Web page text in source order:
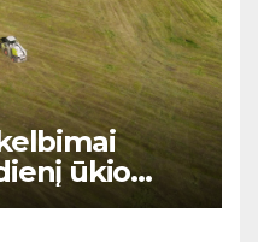
ūkio
valdymą